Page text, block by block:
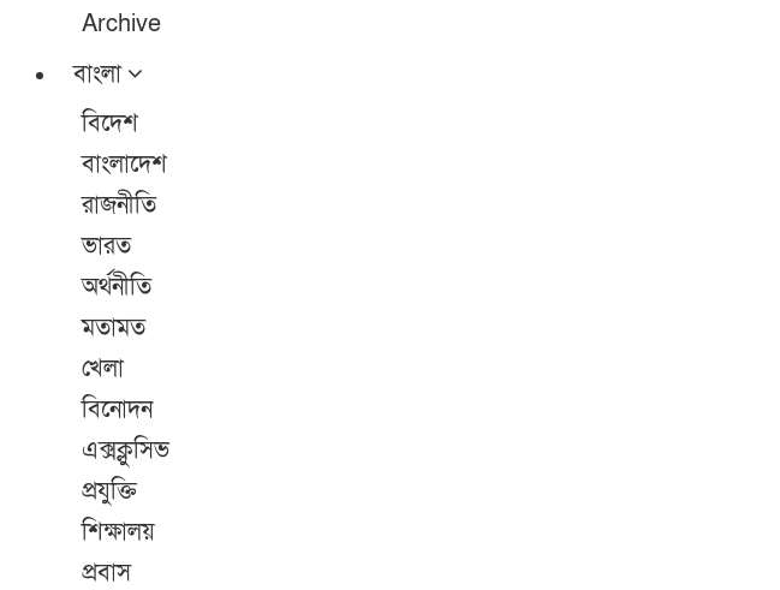
Archive
বাংলা
বিদেশ
বাংলাদেশ
রাজনীতি
ভারত
অর্থনীতি
মতামত
খেলা
বিনোদন
এক্সক্লুসিভ
প্রযুক্তি
শিক্ষালয়
প্রবাস